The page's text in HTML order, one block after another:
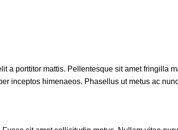
a porttitor mattis. Pellentesque sit amet fringilla
inceptos himenaeos. Phasellus ut metus ac